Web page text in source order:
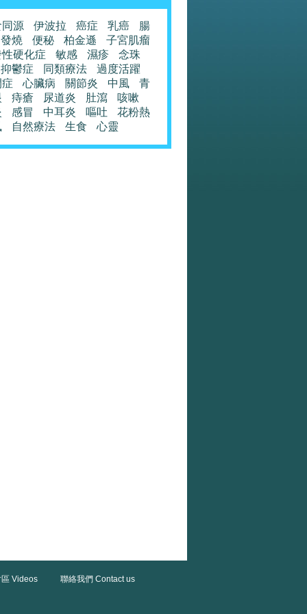
源 伊波拉 癌症 乳癌
腸
發燒
便秘 柏金遜
子宮肌瘤
硬化症
敏感 濕疹
念珠
抑鬱症
同類療法
過度活躍
心臟病 關節炎 中風
青
痔瘡 尿道炎 肚瀉
咳嗽
感冒 中耳炎 嘔吐
花粉熱
自然療法 生食 心靈
Videos 聯絡我們 Contact us